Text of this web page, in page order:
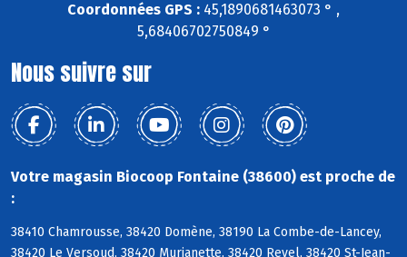
Coordonnées GPS : 45,1890681463073 ° ,
5,68406702750849 °
Nous suivre sur
Votre magasin Biocoop Fontaine (38600) est proche de
:
38410 Chamrousse, 38420 Domène, 38190 La Combe-de-Lancey,
38420 Le Versoud, 38420 Murianette, 38420 Revel, 38420 St-Jean-